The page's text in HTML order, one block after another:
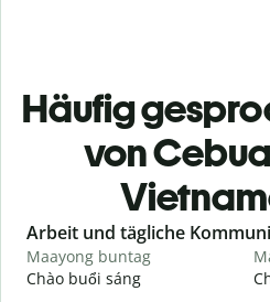
Häufig
von
Slide 1 of 6
Arbeit und tägliche
Maayong buntag
Chào buổi sáng